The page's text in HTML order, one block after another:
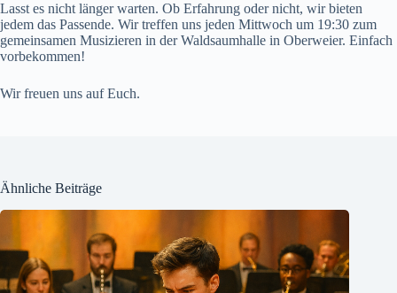
Lasst es nicht länger warten. Ob Erfahrung oder nicht, wir bieten
jedem das Passende. Wir treffen uns jeden Mittwoch um 19:30 zum
gemeinsamen Musizieren in der Waldsaumhalle in Oberweier. Einfach
vorbekommen!
Wir freuen uns auf Euch.
Ähnliche Beiträge